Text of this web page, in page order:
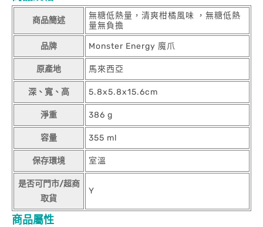
商品簡述
無糖低熱量，清爽柑橘風味 ，無糖低熱
量無負擔
品牌 Monster Energy 魔爪
原產地 馬來西亞
深、寬、高 5.8x5.8x15.6cm
淨重 386 g
容量 355 ml
保存環境 室溫
是否可門市/超商
取貨
Y
商品屬性